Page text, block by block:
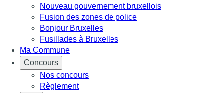
Nouveau gouvernement bruxellois
Fusion des zones de police
Bonjour Bruxelles
Fusillades à Bruxelles
Ma Commune
Concours
Nos concours
Règlement